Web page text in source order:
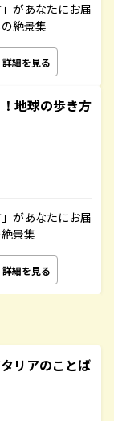
があなたにお届
絶景集
詳細を見る
地球の歩き方
があなたにお届
景集
詳細を見る
リアのことば